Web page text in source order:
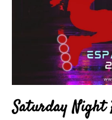
Saturday Night